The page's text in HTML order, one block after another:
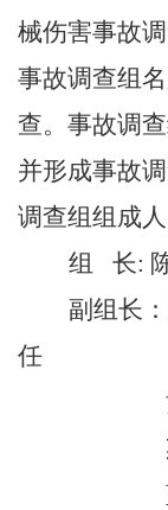
械伤害事故
事故调查组
查。事故调
并形成事故
调查组组成
组
长:
副组长
任